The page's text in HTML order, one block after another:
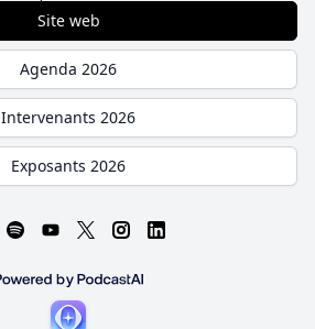
Site web
Agenda 2026
Intervenants 2026
Exposants 2026